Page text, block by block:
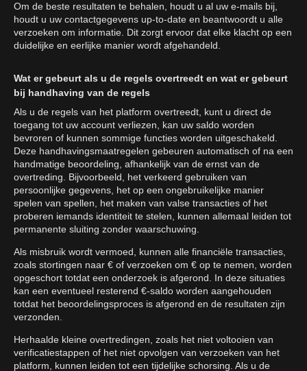
Om de beste resultaten te behalen, houdt u al uw e-mails bij,
houdt u uw contactgegevens up-to-date en beantwoordt u alle
verzoeken om informatie. Dit zorgt ervoor dat elke klacht op een
duidelijke en eerlijke manier wordt afgehandeld.
Wat er gebeurt als u de regels overtreedt en wat er gebeurt
bij handhaving van de regels
Als u de regels van het platform overtreedt, kunt u direct de
toegang tot uw account verliezen, kan uw saldo worden
bevroren of kunnen sommige functies worden uitgeschakeld.
Deze handhavingsmaatregelen gebeuren automatisch of na een
handmatige beoordeling, afhankelijk van de ernst van de
overtreding. Bijvoorbeeld, het verkeerd gebruiken van
persoonlijke gegevens, het op een ongebruikelijke manier
spelen van spellen, het maken van valse transacties of het
proberen iemands identiteit te stelen, kunnen allemaal leiden tot
permanente sluiting zonder waarschuwing.
Als misbruik wordt vermoed, kunnen alle financiële transacties,
zoals stortingen naar € of verzoeken om € op te nemen, worden
opgeschort totdat een onderzoek is afgerond. In deze situaties
kan een eventueel resterend €-saldo worden aangehouden
totdat het beoordelingsproces is afgerond en de resultaten zijn
verzonden.
Herhaalde kleine overtredingen, zoals het niet voltooien van
verificatiestappen of het niet opvolgen van verzoeken van het
platform, kunnen leiden tot een tijdelijke schorsing. Als u de